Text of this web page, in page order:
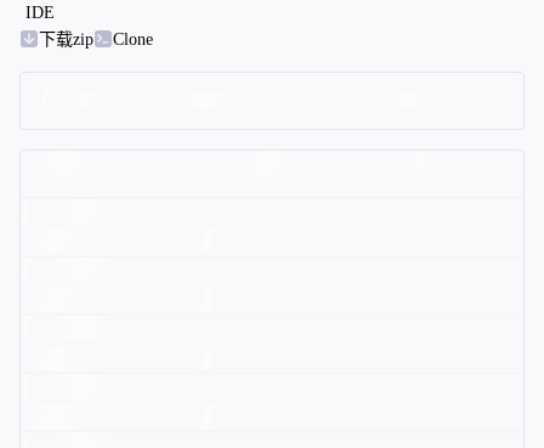
IDE
下载zip
Clone